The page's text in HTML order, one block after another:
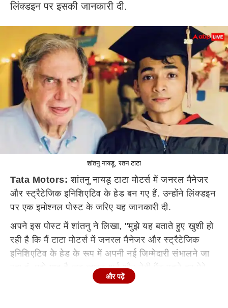
लिंक्डइन पर इसकी जानकारी दी.
शांतनु नायडू, रतन टाटा
Tata Motors: शांतनु नायडू टाटा मोटर्स में जनरल मैनेजर
और स्ट्रैटेजिक इनिशिएटिव के हेड बन गए हैं. उन्होंने लिंक्डइन
पर एक इमोश्नल पोस्ट के जरिए यह जानकारी दी.
अपने इस पोस्ट में शांतनु ने लिखा, ''मुझे यह बताते हुए खुशी हो
रही है कि मैं टाटा मोटर्स में जनरल मैनेजर और स्ट्रैटेजिक
इनिशिएटिव के हेड के रूप में अपनी नई जिम्मेदारी संभालने जा
रहा हूं. मुझे याद है जब व्हाइट शर्ट और नेवी पैंट पहने हुए मेरे
पिता टाटा मोटर्स प्लांट से घर आते थे और मैं खिड़की पर उनका
और पढ़ें